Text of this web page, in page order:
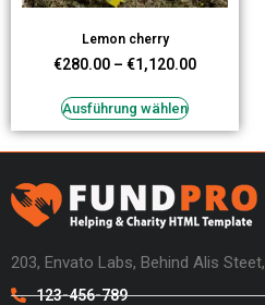
Lemon cherry
€280.00 – €1,120.00
Ausführung wählen
203, Envato Labs, Behind Alis
123-456-789